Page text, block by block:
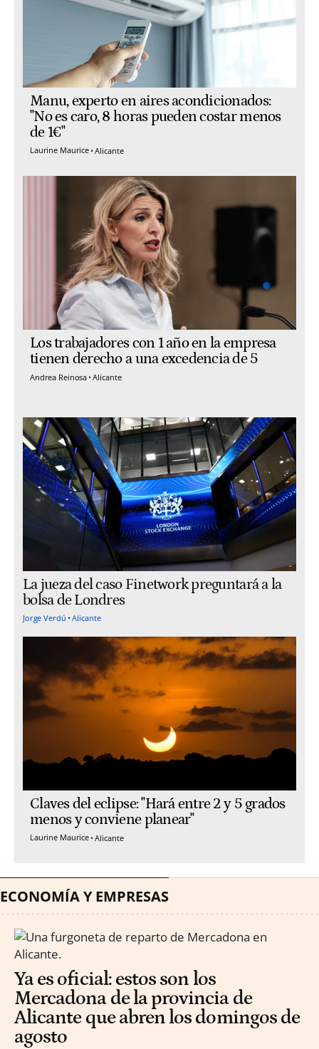
Manu, experto en aires acondicionados:
"No es caro, 8 horas pueden costar menos
de 1€"
Laurine Maurice Alicante
Los trabajadores con 1 año en la empresa
tienen derecho a una excedencia de 5
Andrea Reinosa Alicante
La jueza del caso Finetwork preguntará a la
bolsa de Londres
Jorge Verdú Alicante
Claves del eclipse: "Hará entre 2 y 5 grados
menos y conviene planear"
Laurine Maurice Alicante
ECONOMÍA Y EMPRESAS
Ya es oficial: estos son los
Mercadona de la provincia de
Alicante que abren los domingos de
agosto